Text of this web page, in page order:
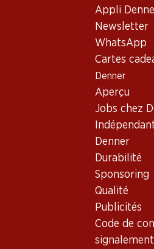
Appli
Newsletter
WhatsApp
Cartes
Denner
Aperçu
Jobs chez
Denner
Durabilité
Sponsoring
Qualité
Publicités
Code de
signalement
Vin rouge_old
Température de
Empreinte carbone